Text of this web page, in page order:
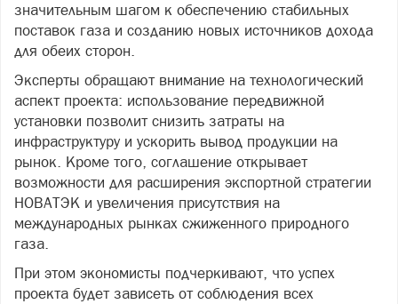
значительным шагом к обеспечению стабильных
поставок газа и созданию новых источников дохода
для обеих сторон.
Эксперты обращают внимание на технологический
аспект проекта: использование передвижной
установки позволит снизить затраты на
инфраструктуру и ускорить вывод продукции на
рынок. Кроме того, соглашение открывает
возможности для расширения экспортной стратегии
НОВАТЭК и увеличения присутствия на
международных рынках сжиженного природного
газа.
При этом экономисты подчеркивают, что успех
проекта будет зависеть от соблюдения всех